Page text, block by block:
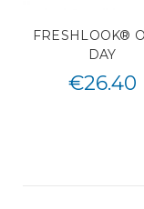
FRESHLOOK®
DAY
€26.40